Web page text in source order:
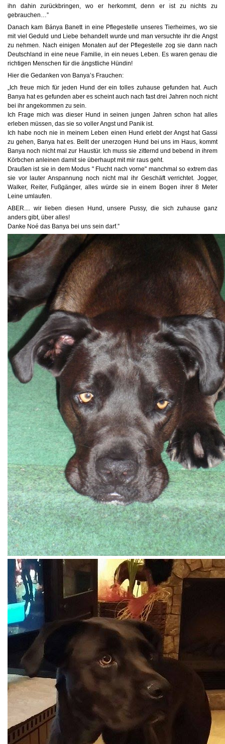
ihn dahin zurückbringen, wo er herkommt, denn er ist zu nichts zu
gebrauchen…”
Danach kam Bánya Banett in eine Pflegestelle unseres Tierheimes, wo sie
mit viel Geduld und Liebe behandelt wurde und man versuchte ihr die Angst
zu nehmen. Nach einigen Monaten auf der Pflegestelle zog sie dann nach
Deutschland in eine neue Familie, in ein neues Leben. Es waren genau die
richtigen Menschen für die ängstliche Hündin!
Hier die Gedanken von Banya’s Frauchen:
„Ich freue mich für jeden Hund der ein tolles zuhause gefunden hat. Auch
Banya hat es gefunden aber es scheint auch nach fast drei Jahren noch nicht
bei ihr angekommen zu sein.
Ich Frage mich was dieser Hund in seinen jungen Jahren schon hat alles
erleben müssen, das sie so voller Angst und Panik ist.
Ich habe noch nie in meinem Leben einen Hund erlebt der Angst hat Gassi
zu gehen, Banya hat es. Bellt der unerzogen Hund bei uns im Haus, kommt
Banya noch nicht mal zur Haustür. Ich muss sie zitternd und bebend in ihrem
Körbchen anleinen damit sie überhaupt mit mir raus geht.
Draußen ist sie in dem Modus " Flucht nach vorne" manchmal so extrem das
sie vor lauter Anspannung noch nicht mal ihr Geschäft verrichtet. Jogger,
Walker, Reiter, Fußgänger, alles würde sie in einem Bogen ihrer 8 Meter
Leine umlaufen.
ABER.... wir lieben diesen Hund, unsere Pussy, die sich zuhause ganz
anders gibt, über alles!
Danke Noé das Banya bei uns sein darf.”